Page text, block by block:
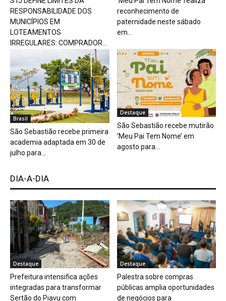
RESPONSABILIDADE DOS
MUNICÍPIOS EM
LOTEAMENTOS
IRREGULARES: COMPRADOR...
reconhecimento de
paternidade neste sábado
em...
Brasil
São Sebastião recebe primeira
academia adaptada em 30 de
julho para...
Destaque
São Sebastião recebe mutirão
‘Meu Pai Tem Nome’ em
agosto para...
DIA-A-DIA
Destaque
Prefeitura intensifica ações
integradas para transformar
Sertão do Piavu com
Destaque
Palestra sobre compras
públicas amplia oportunidades
de negócios para